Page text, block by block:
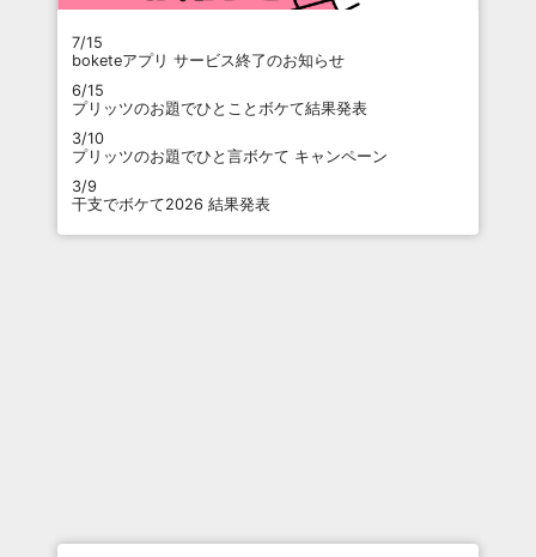
7/15
boketeアプリ サービス終了のお知らせ
6/15
プリッツのお題でひとことボケて結果発表
3/10
プリッツのお題でひと言ボケて キャンペーン
3/9
干支でボケて2026 結果発表